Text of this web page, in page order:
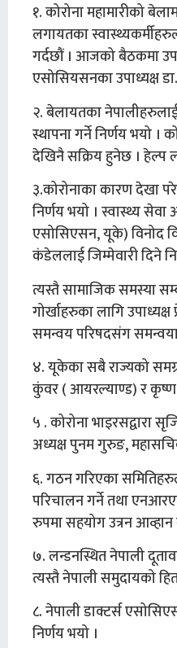
१. कोरोना महामारीको
लगायतका
गर्दछौं । आजको बैठकमा
एसोसियसनका उपाध्यक्ष
२. बेलायतका
स्थापना गर्ने निर्णय भयो
देखिनै सक्रिय हुनेछ । हेल्प
३.कोरोनाका कारण देखा
निर्णय भयो । स्वास्थ्य
एसोसिएसन, यूके) विनोद
कंडेललाई जिम्मेवारी दिने
त्यस्तै सामाजिक समस्या
गोर्खाहरुका लागि
समन्वय परिषदसंग
४. यूकेका सबै राज्यको
कुंवर ( आयरल्याण्ड) र कृष्ण
५ . कोरोना भाइरसद्वारा
अध्यक्ष पुनम गुरुङ,
६. गठन गरिएका
परिचालन गर्ने तथा
रुपमा सहयोग उत्रन आव्हान
७. लन्डनस्थित नेपाली
त्यस्तै नेपाली समुदायको
८. नेपाली डाक्टर्स
निर्णय भयो ।